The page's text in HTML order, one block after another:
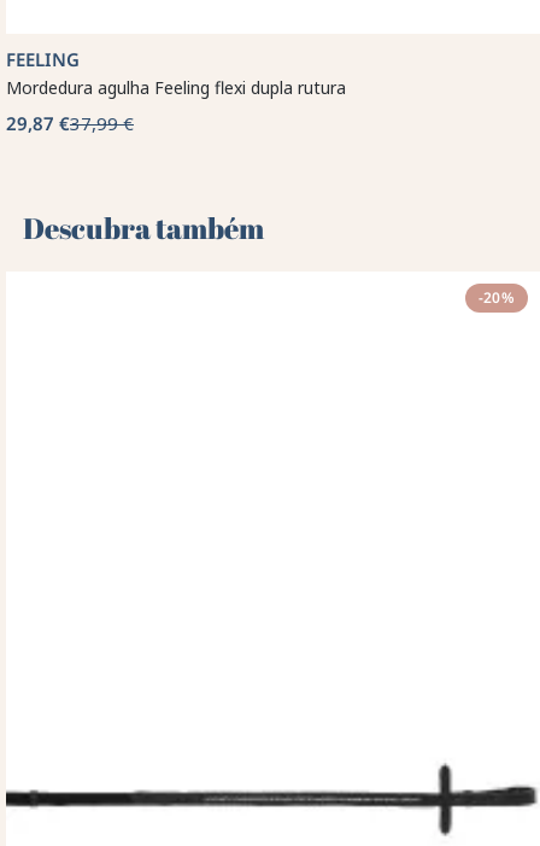
FEELING
Mordedura agulha Feeling flexi dupla rutura
29,87 €37,99 €
Descubra também 🌻
-20%